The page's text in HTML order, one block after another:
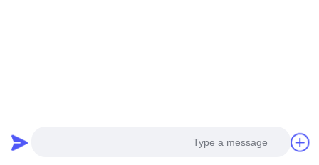
Lighting Technology Co., Ltd. تمام حقوق محفوظ است